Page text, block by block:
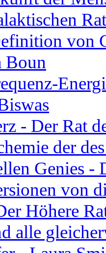
von
Boun
- Der Rat
der
Genies -
von
Höhere
alle